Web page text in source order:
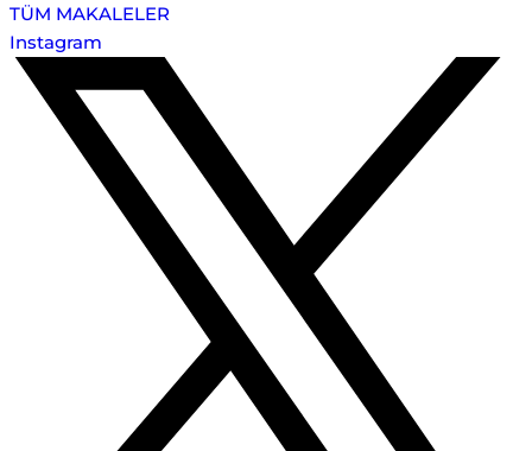
TÜM MAKALELER
Instagram